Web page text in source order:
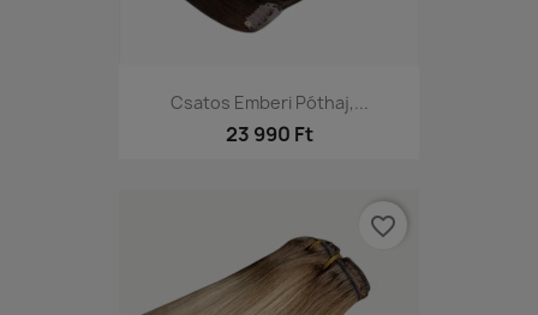
Csatos Emberi Póthaj,...
23 990 Ft
favorite_border